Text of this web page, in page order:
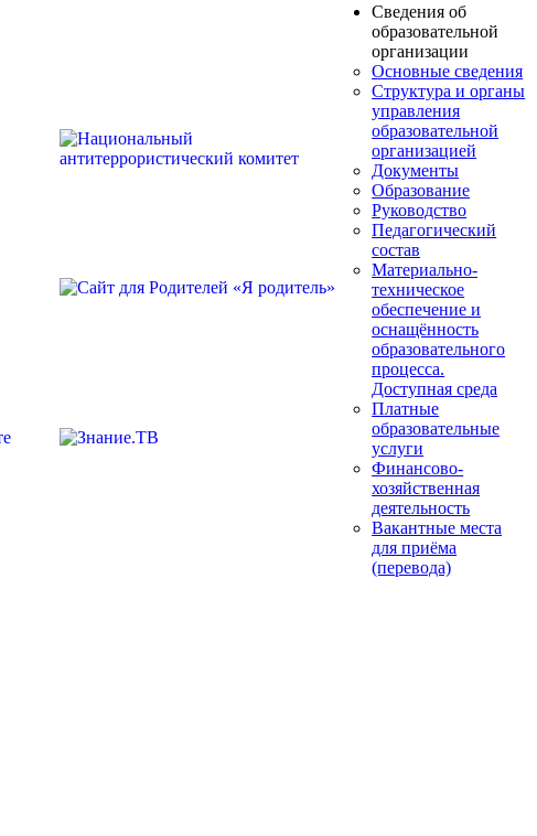
Сведения об
образовательной
организации
Основные сведения
Структура и органы
управления
образовательной
организацией
Документы
Образование
Руководство
Педагогический
состав
Материально-
техническое
обеспечение и
оснащённость
образовательного
процесса.
Доступная среда
Платные
образовательные
услуги
Финансово-
хозяйственная
деятельность
Вакантные места
для приёма
(перевода)